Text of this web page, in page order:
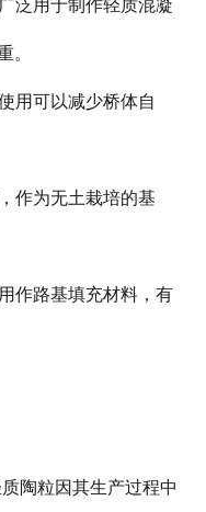
泛用于制作轻质混凝
。
用可以减少桥体自
作为无土栽培的基
作路基填充材料，有
陶粒因其生产过程中